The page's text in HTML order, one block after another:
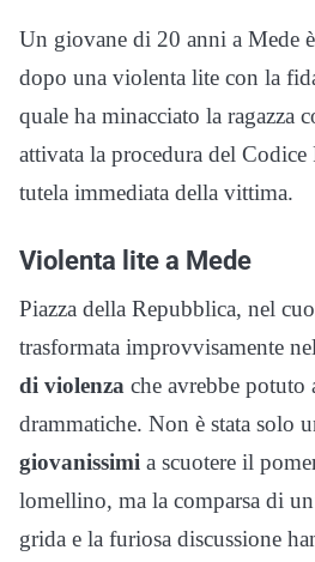
Un giovane di 20 anni a Mede
dopo una violenta lite con la
quale ha minacciato la ragazza
attivata la procedura del Codice
tutela immediata della vittima.
Violenta lite a Mede
Piazza della Repubblica, nel
trasformata improvvisamente
di violenza che avrebbe potuto
drammatiche. Non è stata solo
giovanissimi a scuotere il
lomellino, ma la comparsa di
grida e la furiosa discussione